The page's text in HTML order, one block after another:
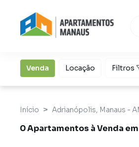
Venda Locação Filtros
Início Adrianópolis, Manaus -
0 Apartamentos à Venda